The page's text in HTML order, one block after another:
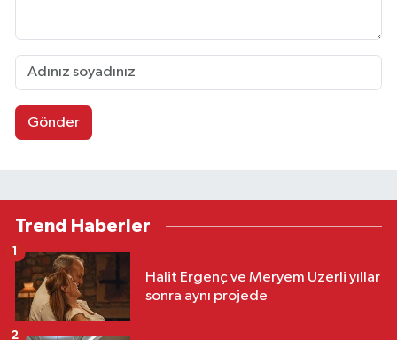
Gönder
Trend Haberler
Halit Ergenç ve Meryem Uzerli yıllar
sonra aynı projede
2